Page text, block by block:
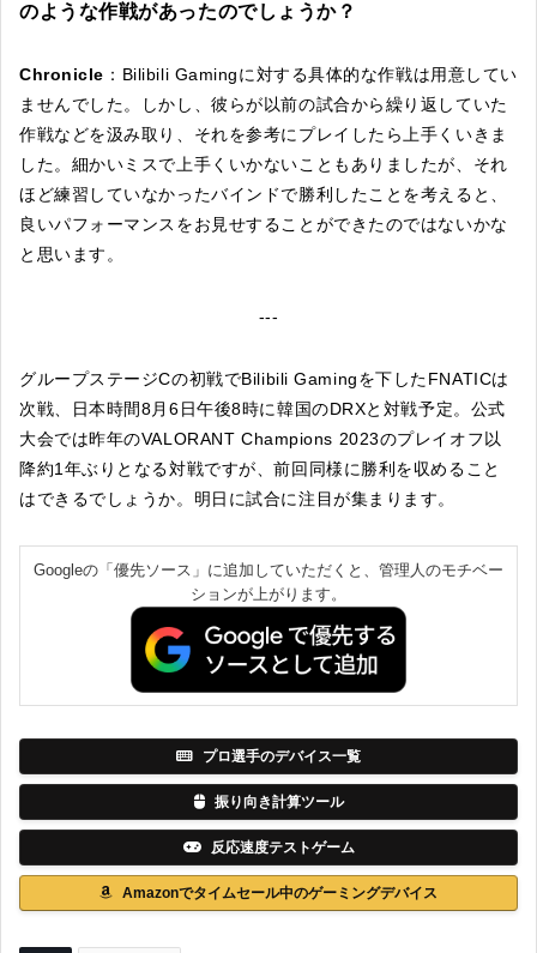
のような作戦があったのでしょうか？
Chronicle ：Bilibili Gamingに対する具体的な作戦は用意してい
ませんでした。しかし、彼らが以前の試合から繰り返していた
作戦などを汲み取り、それを参考にプレイしたら上手くいきま
した。細かいミスで上手くいかないこともありましたが、それ
ほど練習していなかったバインドで勝利したことを考えると、
良いパフォーマンスをお見せすることができたのではないかな
と思います。
---
グループステージCの初戦でBilibili Gamingを下したFNATICは
次戦、日本時間8月6日午後8時に韓国のDRXと対戦予定。公式
大会では昨年のVALORANT Champions 2023のプレイオフ以
降約1年ぶりとなる対戦ですが、前回同様に勝利を収めること
はできるでしょうか。明日に試合に注目が集まります。
Googleの「優先ソース」に追加していただくと、管理人のモチベー
ションが上がります。
プロ選手のデバイス一覧
振り向き計算ツール
反応速度テストゲーム
Amazonでタイムセール中のゲーミングデバイス